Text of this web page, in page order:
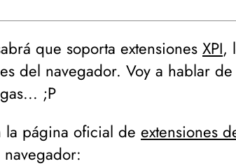
que soporta extensiones XPI,
del navegador. Voy a hablar de
;P
la página oficial de extensiones